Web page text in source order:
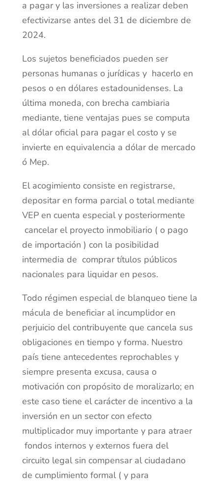
a pagar y las inversiones a realizar deben
efectivizarse antes del 31 de diciembre de
2024.
Los sujetos beneficiados pueden ser
personas humanas o jurídicas y hacerlo en
pesos o en dólares estadounidenses. La
última moneda, con brecha cambiaria
mediante, tiene ventajas pues se computa
al dólar oficial para pagar el costo y se
invierte en equivalencia a dólar de mercado
ó Mep.
El acogimiento consiste en registrarse,
depositar en forma parcial o total mediante
VEP en cuenta especial y posteriormente
cancelar el proyecto inmobiliario ( o pago
de importación ) con la posibilidad
intermedia de comprar títulos públicos
nacionales para liquidar en pesos.
Todo régimen especial de blanqueo tiene la
mácula de beneficiar al incumplidor en
perjuicio del contribuyente que cancela sus
obligaciones en tiempo y forma. Nuestro
país tiene antecedentes reprochables y
siempre presenta excusa, causa o
motivación con propósito de moralizarlo; en
este caso tiene el carácter de incentivo a la
inversión en un sector con efecto
multiplicador muy importante y para atraer
fondos internos y externos fuera del
circuito legal sin compensar al ciudadano
de cumplimiento formal ( y para